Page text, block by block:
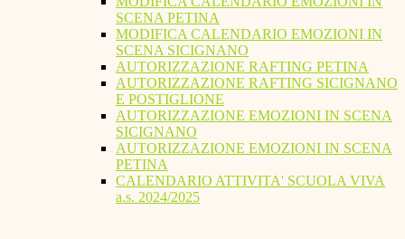
SCENA PETINA
MODIFICA CALENDARIO EMOZIONI IN
SCENA SICIGNANO
AUTORIZZAZIONE RAFTING PETINA
AUTORIZZAZIONE RAFTING SICIGNANO
E POSTIGLIONE
AUTORIZZAZIONE EMOZIONI IN SCENA
SICIGNANO
AUTORIZZAZIONE EMOZIONI IN SCENA
PETINA
CALENDARIO ATTIVITA' SCUOLA VIVA
a.s. 2024/2025